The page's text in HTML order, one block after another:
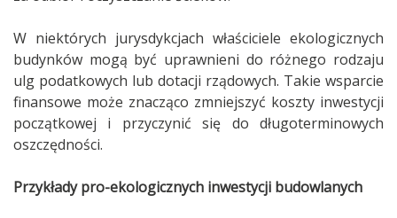
W niektórych jurysdykcjach właściciele ekologicznych
budynków mogą być uprawnieni do różnego rodzaju
ulg podatkowych lub dotacji rządowych. Takie wsparcie
finansowe może znacząco zmniejszyć koszty inwestycji
początkowej i przyczynić się do długoterminowych
oszczędności.
Przykłady pro-ekologicznych inwestycji budowlanych